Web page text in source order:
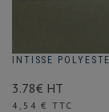
INTISSE
3.78€ HT
Prix
4,54 € TTC